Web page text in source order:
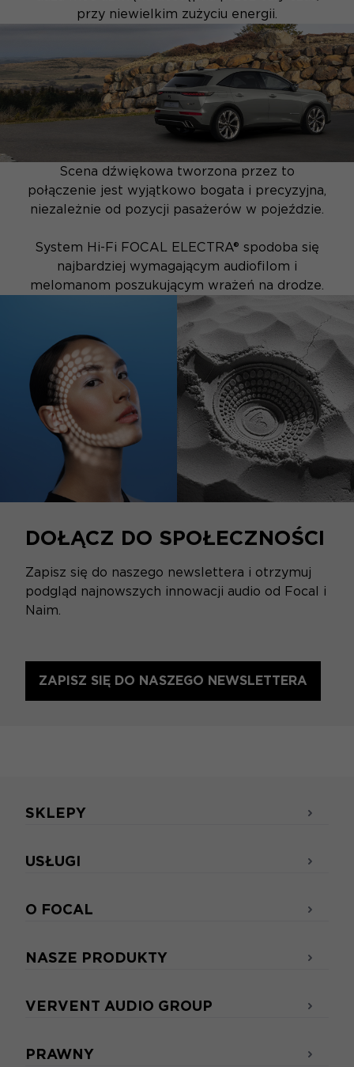
przy niewielkim zużyciu energii.
Scena dźwiękowa tworzona przez to
połączenie jest wyjątkowo bogata i precyzyjna,
niezależnie od pozycji pasażerów w pojeździe.
System Hi-Fi FOCAL ELECTRA® spodoba się
najbardziej wymagającym audiofilom i
melomanom poszukującym wrażeń na drodze.
DOŁĄCZ DO SPOŁECZNOŚCI
Zapisz się do naszego newslettera i otrzymuj
podgląd najnowszych innowacji audio od Focal i
Naim.
ZAPISZ SIĘ DO NASZEGO NEWSLETTERA
SKLEPY
USŁUGI
O FOCAL
NASZE PRODUKTY
VERVENT AUDIO GROUP
PRAWNY